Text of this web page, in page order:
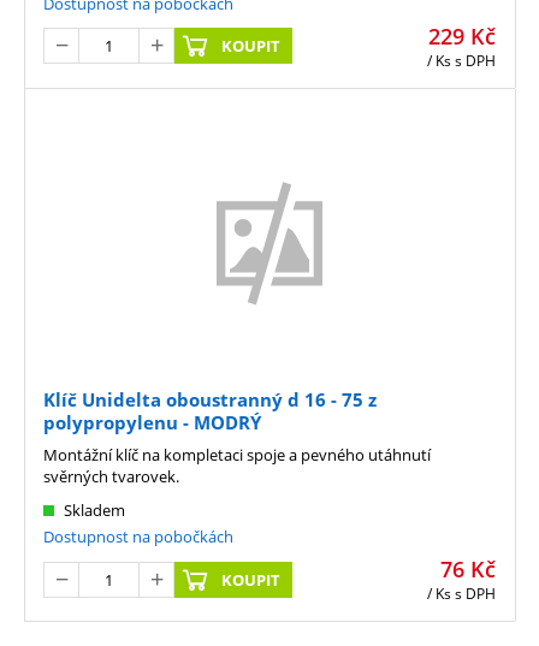
229 Kč
/ Kss DPH
KOUPIT
Klíč Unidelta oboustranný d 16 - 75 z
polypropylenu - MODRÝ
76 Kč
/ Kss DPH
Skladem
Dostupnost na pobočkách
KOUPIT
Montážní klíč na kompletaci spoje a pevného utáhnutí
svěrných tvarovek.